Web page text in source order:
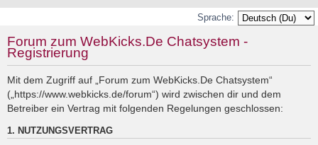
u
Sprache:
Forum zum WebKicks.De Chatsystem -
Registrierung
Mit dem Zugriff auf „Forum zum WebKicks.De Chatsystem“
(„https://www.webkicks.de/forum“) wird zwischen dir und dem
Betreiber ein Vertrag mit folgenden Regelungen geschlossen:
1. NUTZUNGSVERTRAG